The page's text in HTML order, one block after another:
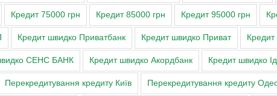
Кредит 75000 грн Кредит 85000 грн Кредит 95000 грн
Кредит швидко Приватбанк Кредит швидко Приват
СЕНС БАНК Кредит швидко Акордбанк Кредит швидко
Перекредитування кредиту Київ Перекредитування кредиту